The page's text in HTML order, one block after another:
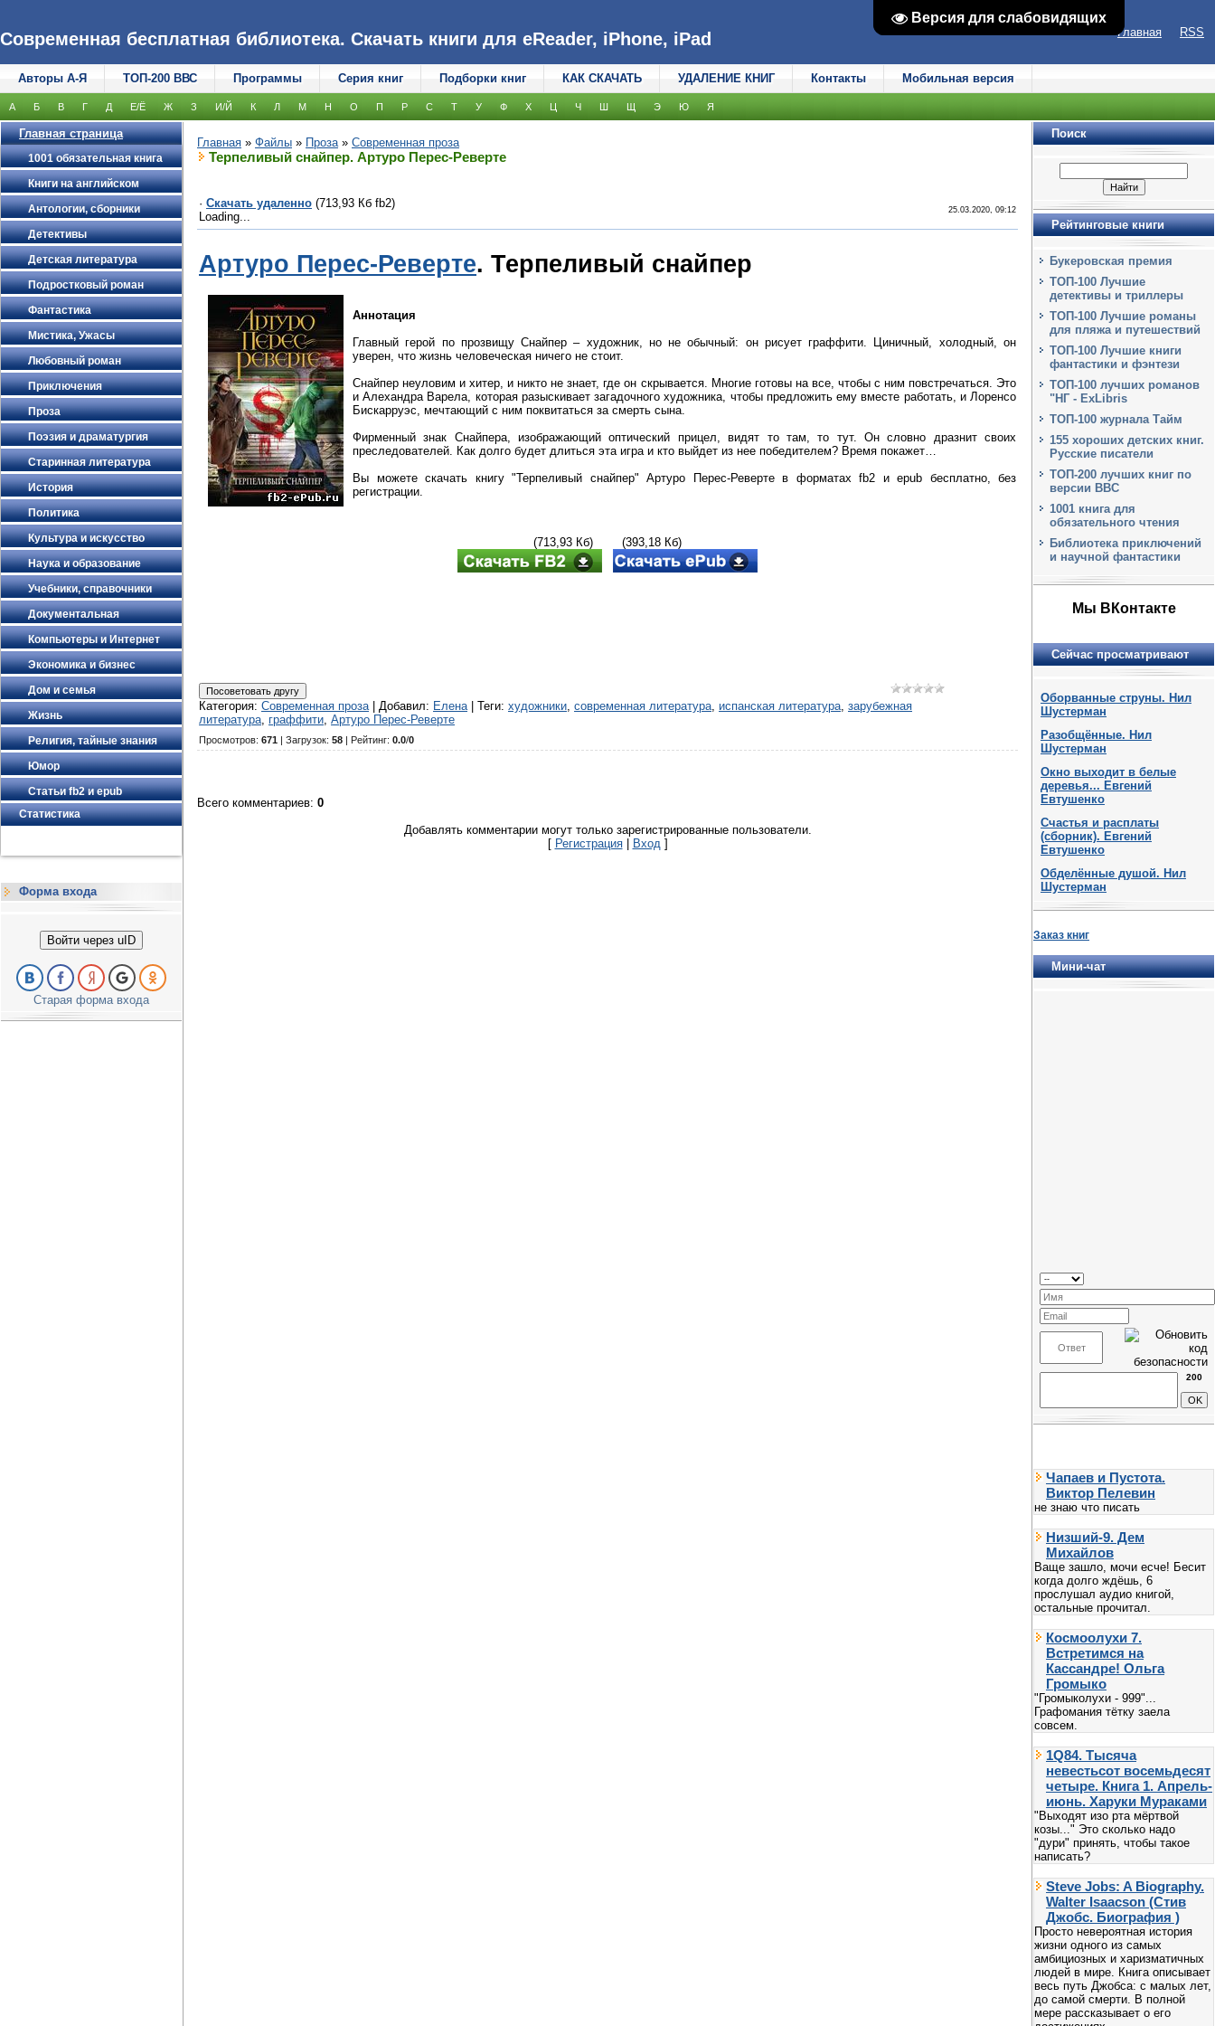
Версия для слабовидящих
Версия для слабовидящих
Современная бесплатная библиотека. Скачать книги для eReader, iPhone, iPad Главная RSS
Авторы А-Я ТОП-200 ВВС Программы Серия книг Подборки книг КАК СКАЧАТЬ УДАЛЕНИЕ КНИГ Контакты Мобильная версия
А Б В Г Д Е/Ё Ж З И/Й К Л М Н О П Р С Т У Ф Х Ц Ч Ш Щ Э Ю Я
Главная страница
1001 обязательная книга
Книги на английском
Антологии, сборники
Детективы
Детская литература
Подростковый роман
Фантастика
Мистика, Ужасы
Любовный роман
Приключения
Проза
Поэзия и драматургия
Старинная литература
История
Политика
Культура и искусство
Наука и образование
Учебники, справочники
Документальная
Компьютеры и Интернет
Экономика и бизнес
Дом и семья
Жизнь
Религия, тайные знания
Юмор
Статьи fb2 и epub
Статистика
Форма входа
Войти через uID
Старая форма входа
Главная » Файлы » Проза» Современная проза
Терпеливый снайпер. Артуро Перес-Реверте
· Скачать удаленно (713,93 Кб fb2)
Loading...
25.03.2020, 09:12
Артуро Перес-Реверте. Терпеливый снайпер
Аннотация
Главный герой по прозвищу Снайпер – художник, но не обычный: он рисует граффити. Циничный, холодный, он
уверен, что жизнь человеческая ничего не стоит.
Снайпер неуловим и хитер, и никто не знает, где он скрывается. Многие готовы на все, чтобы с ним повстречаться. Это
и Алехандра Варела, которая разыскивает загадочного художника, чтобы предложить ему вместе работать, и Лоренсо
Бискарруэс, мечтающий с ним поквитаться за смерть сына.
Фирменный знак Снайпера, изображающий оптический прицел, видят то там, то тут. Он словно дразнит своих
преследователей. Как долго будет длиться эта игра и кто выйдет из нее победителем? Время покажет…
Вы можете скачать книгу "Терпеливый снайпер" Артуро Перес-Реверте в форматах fb2 и epub бесплатно, без
регистрации.
(713,93 Кб) (393,18 Кб)
Категория: Современная проза| Добавил: Елена| Теги: художники, современная литература, испанская литература, зарубежная
литература, граффити, Артуро Перес-Реверте
Просмотров: 671 | Загрузок: 58 | Рейтинг: 0.0/0
Всего комментариев: 0
Добавлять комментарии могут только зарегистрированные пользователи.
[ Регистрация| Вход]
Поиск
Рейтинговые книги
Букеровская премия
ТОП-100 Лучшие
детективы и триллеры
ТОП-100 Лучшие романы
для пляжа и путешествий
ТОП-100 Лучшие книги
фантастики и фэнтези
ТОП-100 лучших романов
"НГ - ExLibris
ТОП-100 журнала Тайм
155 хороших детских книг.
Русские писатели
ТОП-200 лучших книг по
версии BBC
1001 книга для
обязательного чтения
Библиотека приключений
и научной фантастики
Мы ВКонтакте
Сейчас просматривают
Оборванные струны. Нил
Шустерман
Разобщённые. Нил
Шустерман
Окно выходит в белые
деревья... Евгений
Евтушенко
Счастья и расплаты
(сборник). Евгений
Евтушенко
Обделённые душой. Нил
Шустерман
Заказ книг
Мини-чат
200
Чапаев и Пустота.
Виктор Пелевин
не знаю что писать
Низший-9. Дем
Михайлов
Ваще зашло, мочи есче! Бесит
когда долго ждёшь, 6
прослушал аудио книгой,
остальные прочитал.
Космоолухи 7.
Встретимся на
Кассандре! Ольга
Громыко
"Громыколухи - 999"...
Графомания тётку заела
совсем.
1Q84. Тысяча
невестьсот восемьдесят
четыре. Книга 1. Апрель-
июнь. Харуки Мураками
"Выходят изо рта мёртвой
козы..." Это сколько надо
"дури" принять, чтобы такое
написать?
Steve Jobs: A Biography.
Walter Isaacson (Стив
Джобс. Биография )
Просто невероятная история
жизни одного из самых
амбициозных и харизматичных
людей в мире. Книга описывает
весь путь Джобса: с малых лет,
до самой смерти. В полной
мере рассказывает о его